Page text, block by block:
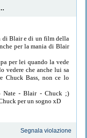
[02:00 L’incubo]
Blair e di un film della
per la mania di Blair
per lei quando la vede
vedere che anche lui sa
Chuck Bass, non ce lo
Nate - Blair - Chuck ;)
per un sogno xD
Segnala violazione